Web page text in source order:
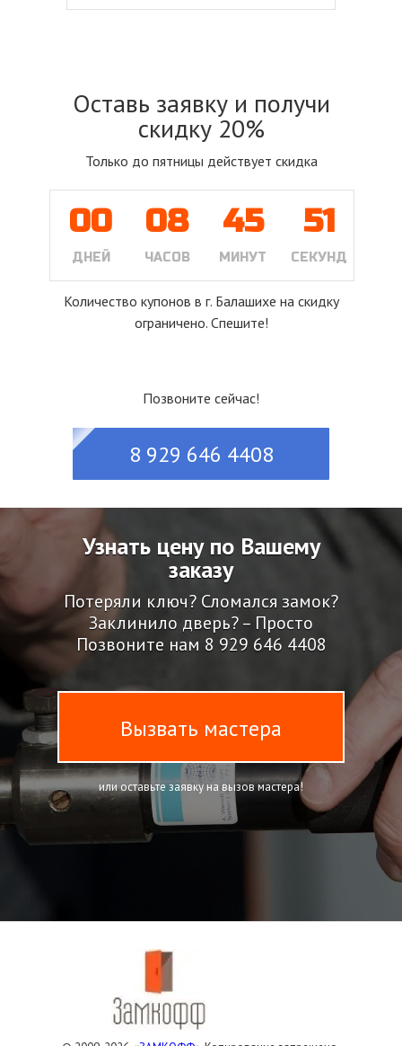
Оставь заявку и получи
скидку 20%
Только до пятницы действует скидка
00 08 45 51
ДНЕЙ ЧАСОВ МИНУТ СЕКУНД
Количество купонов в г. Балашихе на скидку
ограничено. Спешите!
Позвоните сейчас!
8 929 646 4408
Узнать цену по Вашему
заказу
Потеряли ключ? Сломался замок?
Заклинило дверь? – Просто
Позвоните нам 8 929 646 4408
Вызвать мастера
или оставьте заявку на вызов мастера!